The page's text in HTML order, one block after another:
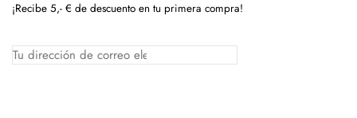
¡Recibe 5,- € de descuento en tu primera compra!